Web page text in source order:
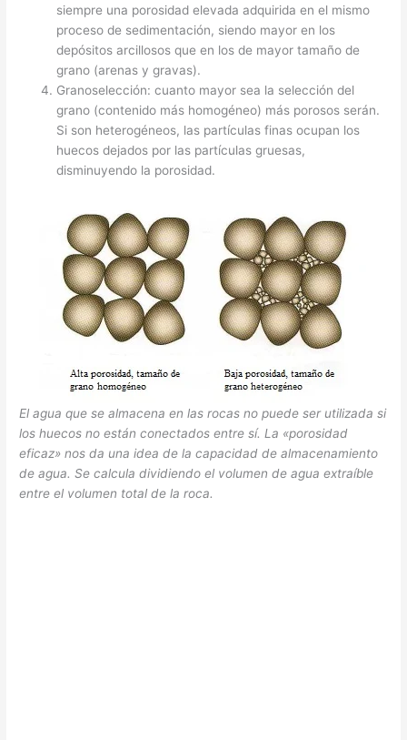
siempre una porosidad elevada adquirida en el mismo
proceso de sedimentación, siendo mayor en los
depósitos arcillosos que en los de mayor tamaño de
grano (arenas y gravas).
Granoselección: cuanto mayor sea la selección del
grano (contenido más homogéneo) más porosos serán.
Si son heterogéneos, las partículas finas ocupan los
huecos dejados por las partículas gruesas,
disminuyendo la porosidad.
El agua que se almacena en las rocas no puede ser utilizada si
los huecos no están conectados entre sí. La «porosidad
eficaz» nos da una idea de la capacidad de almacenamiento
de agua. Se calcula dividiendo el volumen de agua extraíble
entre el volumen total de la roca.